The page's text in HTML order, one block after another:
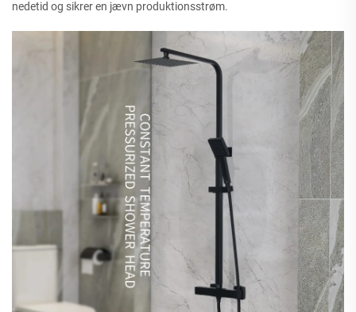
nedetid og sikrer en jævn produktionsstrøm.